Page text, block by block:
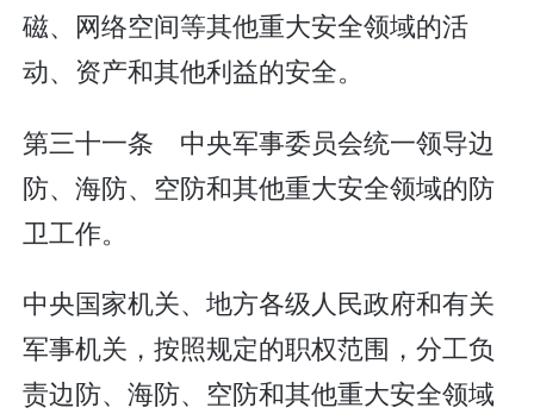
磁、网络空间等其他重大安全领域的活
动、资产和其他利益的安全。
第三十一条 中央军事委员会统一领导边
防、海防、空防和其他重大安全领域的防
卫工作。
中央国家机关、地方各级人民政府和有关
军事机关，按照规定的职权范围，分工负
责边防、海防、空防和其他重大安全领域